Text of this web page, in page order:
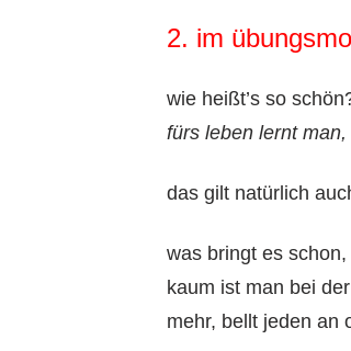
2. im
wie heißt’s so
fürs leben lernt
das gilt natürlich
was bringt es
kaum ist man bei
mehr, bellt jeden an